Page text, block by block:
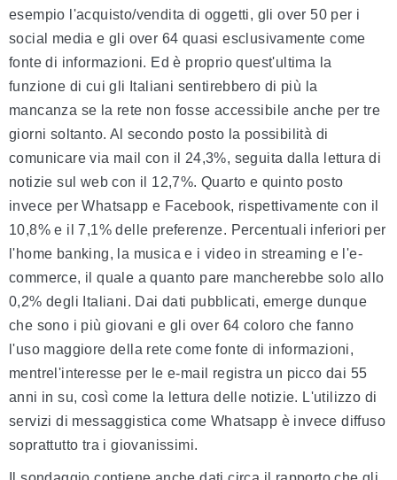
esempio l'acquisto/vendita di oggetti, gli over 50 per i
social media e gli over 64 quasi esclusivamente come
fonte di informazioni. Ed è proprio quest'ultima la
funzione di cui gli Italiani sentirebbero di più la
mancanza se la rete non fosse accessibile anche per tre
giorni soltanto. Al secondo posto la possibilità di
comunicare via mail con il 24,3%, seguita dalla lettura di
notizie sul web con il 12,7%. Quarto e quinto posto
invece per Whatsapp e Facebook, rispettivamente con il
10,8% e il 7,1% delle preferenze. Percentuali inferiori per
l'home banking, la musica e i video in streaming e l'e-
commerce, il quale a quanto pare mancherebbe solo allo
0,2% degli Italiani. Dai dati pubblicati, emerge dunque
che sono i più giovani e gli over 64 coloro che fanno
l'uso maggiore della rete come fonte di informazioni,
mentrel'interesse per le e-mail registra un picco dai 55
anni in su, così come la lettura delle notizie. L'utilizzo di
servizi di messaggistica come Whatsapp è invece diffuso
soprattutto tra i giovanissimi.